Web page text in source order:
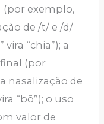
(por exemplo,
de /t/ e /d/
“chia”); a
(por
nasalização de
“bõ”); o uso
valor de